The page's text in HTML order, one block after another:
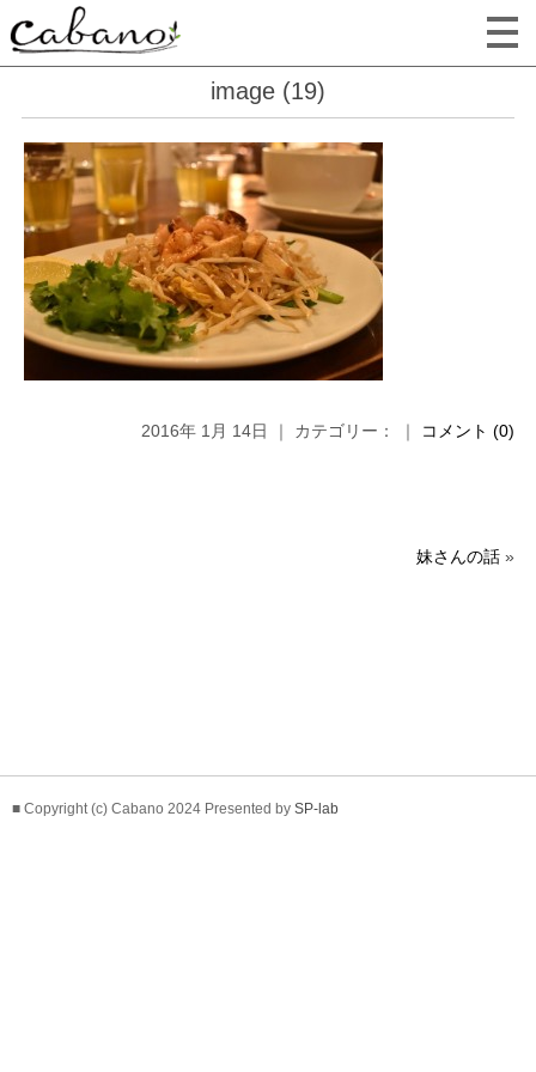
image (19)
2016年 1月 14日 ｜ カテゴリー： ｜ コメント (0)
妹さんの話 »
■ Copyright (c) Cabano 2024 Presented by SP-lab